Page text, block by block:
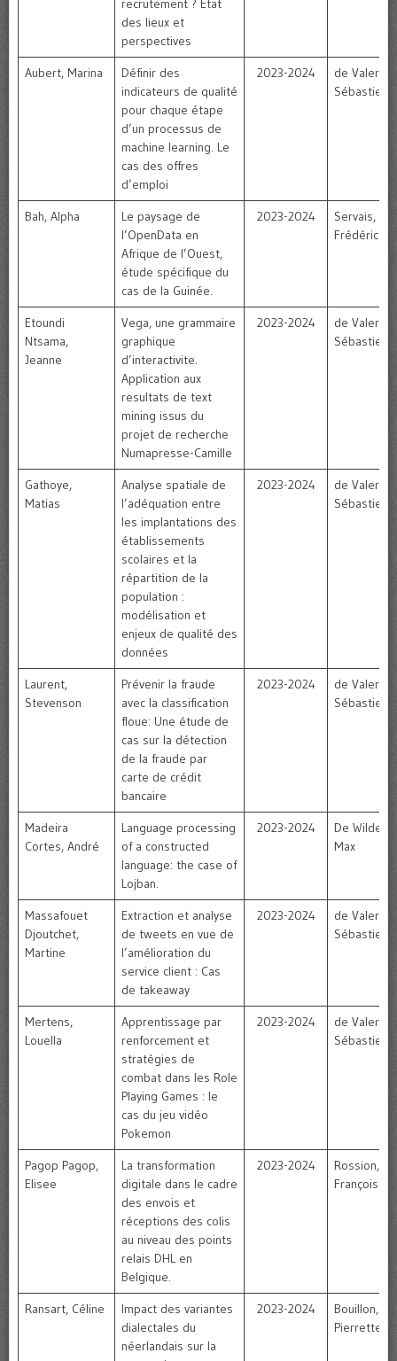
recrutement ? Etat
des lieux et
perspectives
Aubert, Marina
Définir des
indicateurs de qualité
pour chaque étape
d’un processus de
machine learning. Le
cas des offres
d’emploi
2023-2024
de
Sébastien
Bah, Alpha
Le paysage de
l’OpenData en
Afrique de l’Ouest,
étude spécifique du
cas de la Guinée.
2023-2024
Servais,
Frédéric
Etoundi
Ntsama,
Jeanne
Vega, une grammaire
graphique
d’interactivite.
Application aux
resultats de text
mining issus du
projet de recherche
Numapresse-Camille
2023-2024
de
Sébastien
Gathoye,
Matias
Analyse spatiale de
l’adéquation entre
les implantations des
établissements
scolaires et la
répartition de la
population :
modélisation et
enjeux de qualité des
données
2023-2024
de
Sébastien
Laurent,
Stevenson
Prévenir la fraude
avec la classification
floue: Une étude de
cas sur la détection
de la fraude par
carte de crédit
bancaire
2023-2024
de
Sébastien
Madeira
Cortes, André
Language processing
of a constructed
language: the case of
Lojban.
2023-2024
De Wilde,
Max
Massafouet
Djoutchet,
Martine
Extraction et analyse
de tweets en vue de
l’amélioration du
service client : Cas
de takeaway
2023-2024
de
Sébastien
Mertens,
Louella
Apprentissage par
renforcement et
stratégies de
combat dans les Role
Playing Games : le
cas du jeu vidéo
Pokemon
2023-2024
de
Sébastien
Pagop Pagop,
Elisee
La transformation
digitale dans le cadre
des envois et
réceptions des colis
au niveau des points
relais DHL en
Belgique.
2023-2024
Rossion,
Françoise
Ransart, Céline
Impact des variantes
dialectales du
néerlandais sur la
2023-2024
Bouillon,
Pierrette